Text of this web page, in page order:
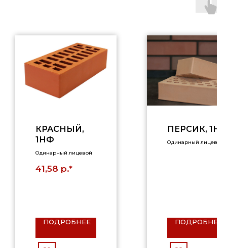
КРАСНЫЙ,
1НФ
Одинарный лицевой
41,58 р.*
ПОДРОБНЕЕ
ПЕРСИК,
Одинарный лицевой
ПОДРОБНЕЕ